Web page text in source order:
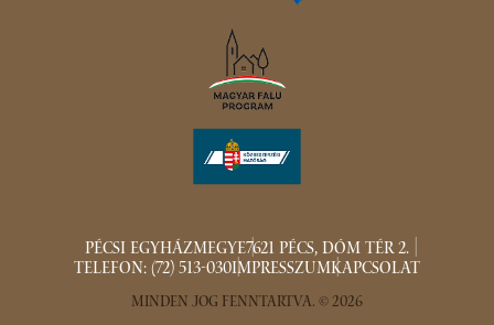
PÉCSI EGYHÁZMEGYE7621 PÉCS, DÓM TÉR 2.
TELEFON: (72) 513-030IMPRESSZUMKAPCSOLAT
MINDEN JOG FENNTARTVA. © 2026